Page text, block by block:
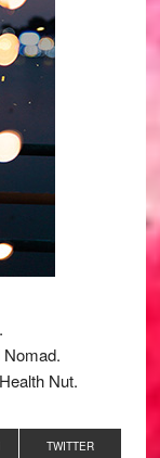
Nut.
TWITTER